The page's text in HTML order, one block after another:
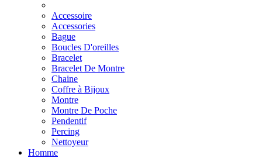
Accessoire
Accessories
Bague
Boucles D'oreilles
Bracelet
Bracelet De Montre
Chaine
Coffre à Bijoux
Montre
Montre De Poche
Pendentif
Percing
Nettoyeur
Homme